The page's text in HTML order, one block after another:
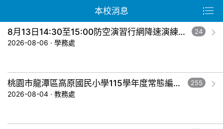
本校消息
8月13日14:30至15:00防空演習行網降速演練，請預為因應，詳洽NCC官網 24
2026-08-06 · 學務處
桃園市龍潭區高原國民小學115學年度常態編班暨導師編配作業結果公告-五年級。 255
2026-08-04 · 教務處